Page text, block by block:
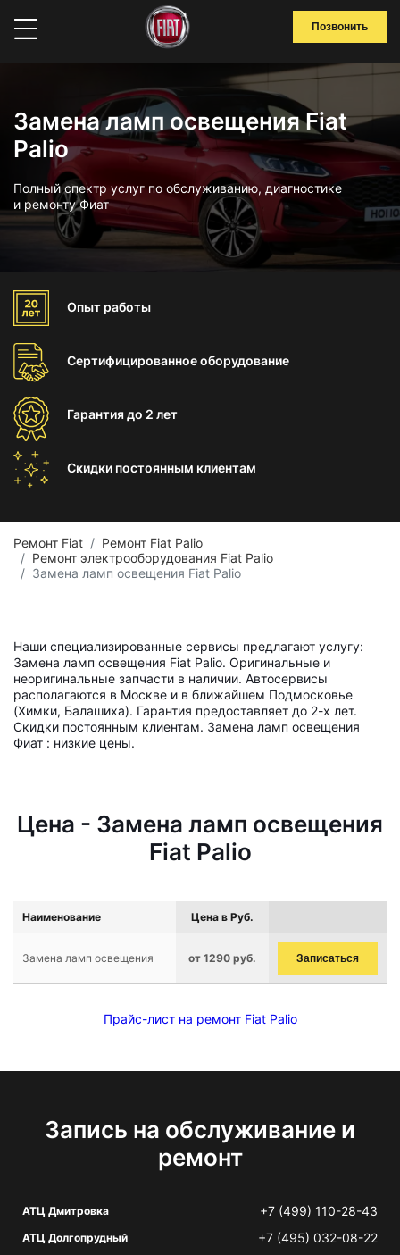
Позвонить
Замена ламп освещения Fiat
Palio
Полный спектр услуг по обслуживанию, диагностике
и ремонту Фиат
Опыт работы
Сертифицированноеоборудование
Гарантиядо 2 лет
Скидки постоянным клиентам
Ремонт Fiat
Ремонт Fiat Palio
Ремонт электрооборудования Fiat Palio
Замена ламп освещения Fiat Palio
Наши специализированные сервисы предлагают услугу:
Замена ламп освещения Fiat Palio. Оригинальные и
неоригинальные запчасти в наличии. Автосервисы
располагаются в Москве и в ближайшем Подмосковье
(Химки, Балашиха). Гарантия предоставляет до 2-х лет.
Скидки постоянным клиентам. Замена ламп освещения
Фиат : низкие цены.
Цена - Замена ламп освещения
Fiat Palio
Наименование Цена в Руб.
Замена ламп освещения от 1290 руб. Записаться
Прайс-лист на ремонт Fiat Palio
Запись на обслуживание и
ремонт
АТЦ Дмитровка +7 (499) 110-28-43
АТЦ Долгопрудный +7 (495) 032-08-22